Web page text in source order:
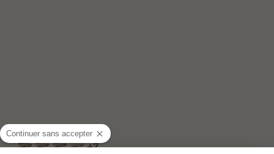
+2
Continuer sans accepter